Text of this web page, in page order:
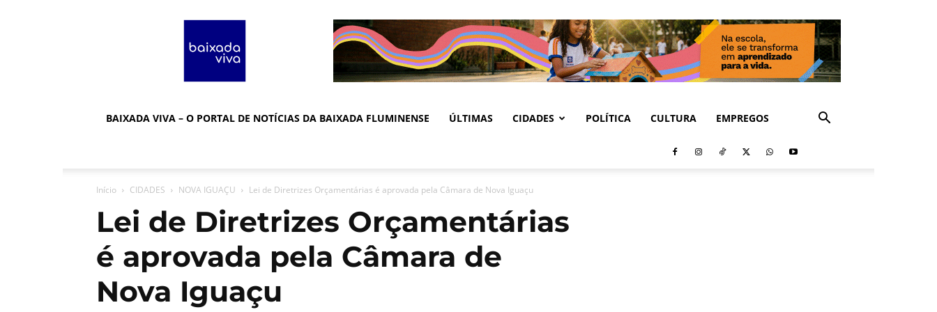
Viva
BAIXADA VIVA – O PORTAL DE NOTÍCIAS DA BAIXADA FLUMINENSE ÚLTIMAS CIDADES POLÍTICA CULTURA EMPREGOS
Início CIDADES NOVA IGUAÇU Lei de Diretrizes Orçamentárias é aprovada pela Câmara de Nova Iguaçu
Lei de Diretrizes Orçamentárias
é aprovada pela Câmara de
Nova Iguaçu